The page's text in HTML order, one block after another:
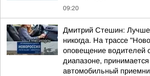
09:20
Дмитрий Стешин:
никогда. На трассе
оповещение водителей
диапазоне,
автомобильный